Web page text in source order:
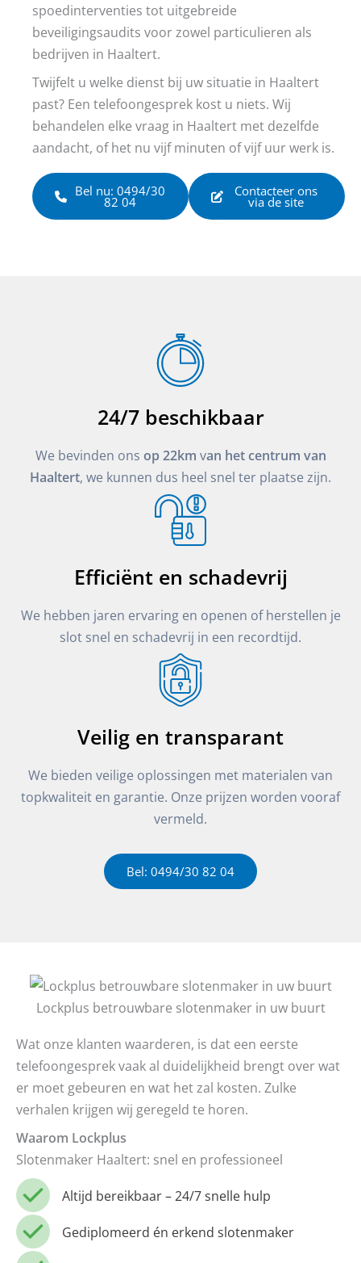
spoedinterventies tot uitgebreide
beveiligingsaudits voor zowel particulieren als
bedrijven in Haaltert.
Twijfelt u welke dienst bij uw situatie in Haaltert
past? Een telefoongesprek kost u niets. Wij
behandelen elke vraag in Haaltert met dezelfde
aandacht, of het nu vijf minuten of vijf uur werk is.
Bel nu: 0494/30
82 04
Contacteer ons
via de site
24/7 beschikbaar
We bevinden ons op 22km van het centrum van
Haaltert, we kunnen dus heel snel ter plaatse zijn.
Efficiënt en schadevrij
We hebben jaren ervaring en openen of herstellen je
slot snel en schadevrij in een recordtijd.
Veilig en transparant
We bieden veilige oplossingen met materialen van
topkwaliteit en garantie. Onze prijzen worden vooraf
vermeld.
Bel: 0494/30 82 04
Lockplus betrouwbare slotenmaker in uw buurt
Wat onze klanten waarderen, is dat een eerste
telefoongesprek vaak al duidelijkheid brengt over wat
er moet gebeuren en wat het zal kosten. Zulke
verhalen krijgen wij geregeld te horen.
Waarom Lockplus
Slotenmaker Haaltert: snel en professioneel
Altijd bereikbaar – 24/7 snelle hulp
Gediplomeerd én erkend slotenmaker